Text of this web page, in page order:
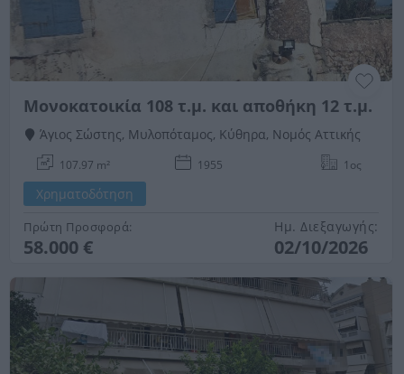
Μονοκατοικία 108 τ.μ. και αποθήκη 12 τ.μ.
Άγιος Σώστης, Μυλοπόταμος, Κύθηρα, Νομός Αττικής
107.97 m² 1955 1ος
Χρηματοδότηση
Πρώτη Προσφορά:
58.000 €
Ημ. Διεξαγωγής:
02/10/2026